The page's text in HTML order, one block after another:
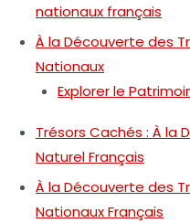
nationaux français
À la Découverte des
Nationaux
Explorer le
Trésors Cachés : À la
Naturel Français
À la Découverte des
Nationaux Français